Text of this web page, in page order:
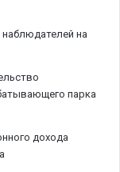
на
парка
дохода